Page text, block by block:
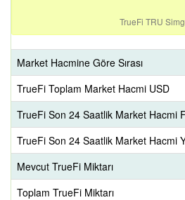
TrueFi TRU
Market Hacmine Göre Sırası
TrueFi Toplam Market Hacmi USD
TrueFi Son 24 Saatlik Market Hacmi
TrueFi Son 24 Saatlik Market Hacmi
Mevcut TrueFi Miktarı
Toplam TrueFi Miktarı